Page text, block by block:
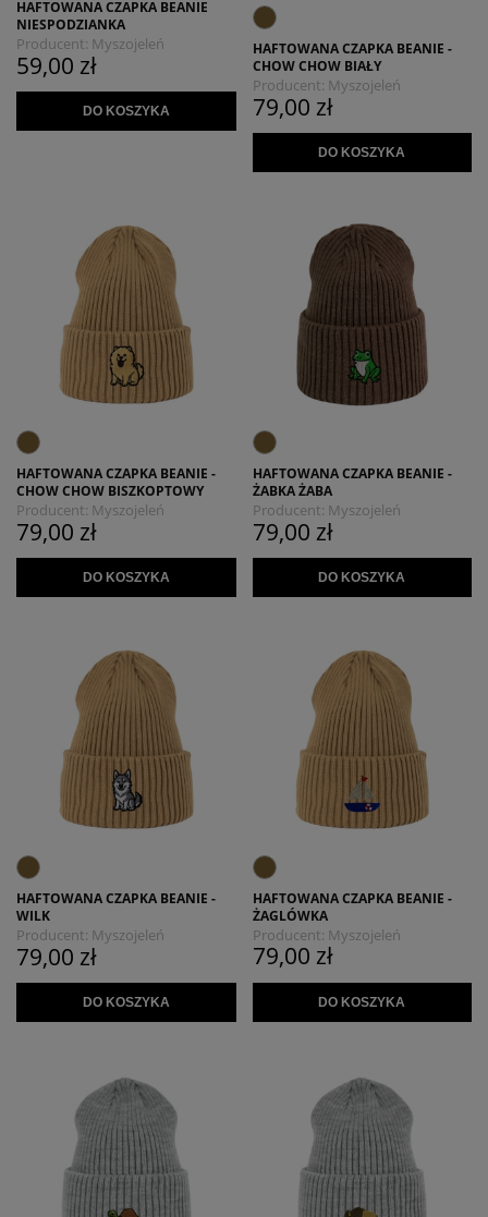
HAFTOWANA CZAPKA BEANIE
NIESPODZIANKA
Producent: Myszojeleń
59,00 zł
DO KOSZYKA
HAFTOWANA CZAPKA BEANIE -
CHOW CHOW BIAŁY
Producent: Myszojeleń
79,00 zł
DO KOSZYKA
HAFTOWANA CZAPKA BEANIE -
CHOW CHOW BISZKOPTOWY
Producent: Myszojeleń
79,00 zł
DO KOSZYKA
HAFTOWANA CZAPKA BEANIE -
ŻABKA ŻABA
Producent: Myszojeleń
79,00 zł
DO KOSZYKA
HAFTOWANA CZAPKA BEANIE -
WILK
Producent: Myszojeleń
79,00 zł
DO KOSZYKA
HAFTOWANA CZAPKA BEANIE -
ŻAGLÓWKA
Producent: Myszojeleń
79,00 zł
DO KOSZYKA